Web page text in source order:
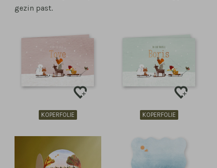
gezin past.
KOPERFOLIE KOPERFOLIE